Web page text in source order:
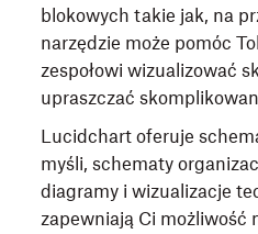
blokowych takie jak, na
narzędzie może pomóc
zespołowi wizualizować
upraszczać
Lucidchart oferuje
myśli, schematy
diagramy i wizualizacje
zapewniają Ci możliwość